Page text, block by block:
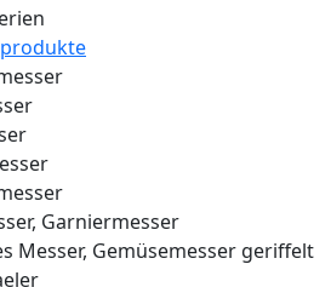
Garniermesser
Messer, Gemüsemesser geriffelt